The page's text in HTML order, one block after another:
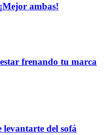
ambas!
frenando tu marca
del sofá